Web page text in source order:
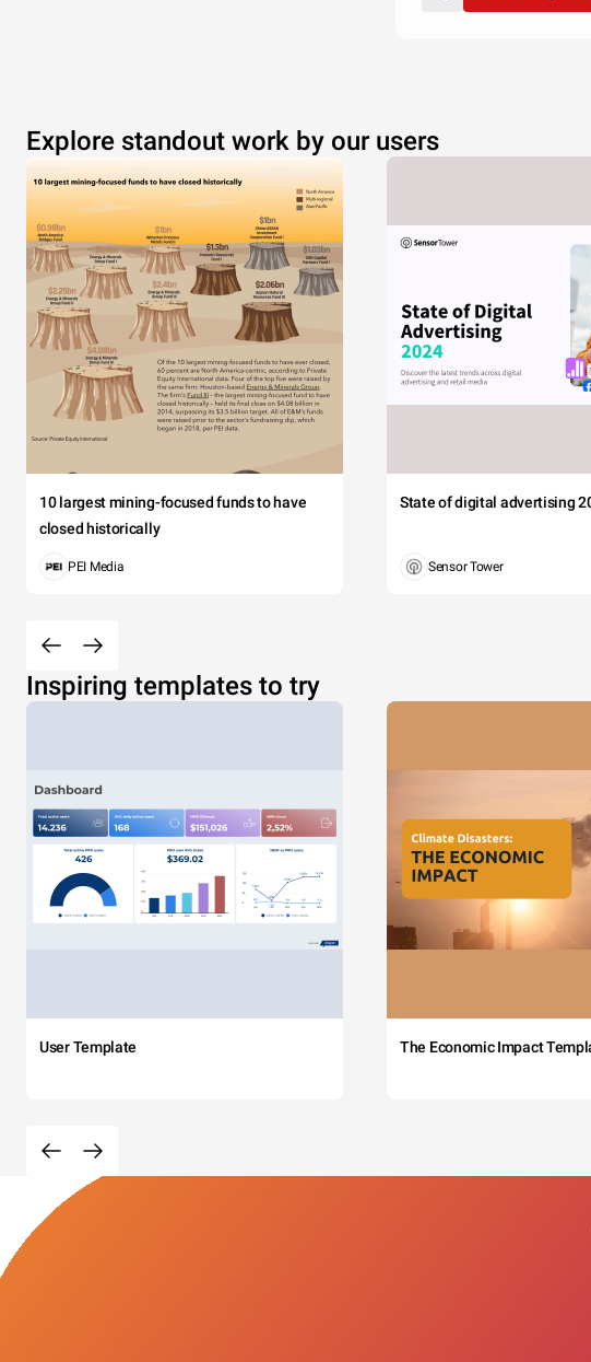
Explore standout work by our users
10 largest mining-focused funds to have
closed historically
PEI Media
State of digital advertising
Sensor Tower
Inspiring templates to try
User Template The Economic Impact